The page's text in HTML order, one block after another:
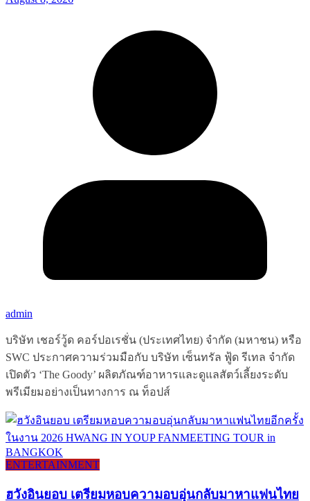
admin
บริษัท เชอร์วู้ด คอร์ปอเรชั่น (ประเทศไทย) จำกัด (มหาชน) หรือ
SWC ประกาศความร่วมมือกับ บริษัท เซ็นทรัล ฟู้ด รีเทล จำกัด
เปิดตัว ‘The Goody’ ผลิตภัณฑ์อาหารและดูแลสัตว์เลี้ยงระดับ
พรีเมียมอย่างเป็นทางการ ณ ท็อปส์
ENTERTAINMENT
ฮวังอินยอบ เตรียมหอบความอบอุ่นกลับมาหาแฟนไทย